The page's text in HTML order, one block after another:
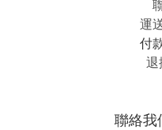
運
付
退
聯絡我